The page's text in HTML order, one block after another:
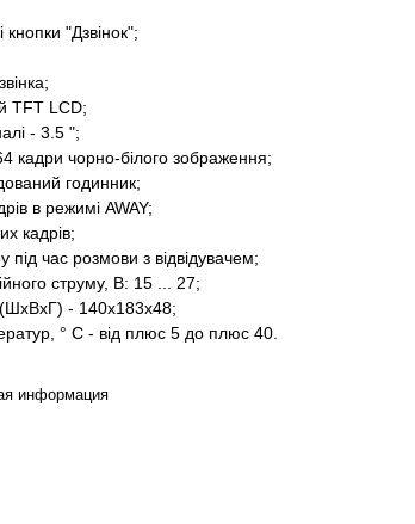
"Дзвінок";
TFT LCD;
- 3.5 ";
кадри чорно-білого зображення;
годинник;
в режимі AWAY;
кадрів;
під час розмови з відвідувачем;
струму, В: 15 ... 27;
- 140х183х48;
° С - від плюс 5 до плюс 40.
информация